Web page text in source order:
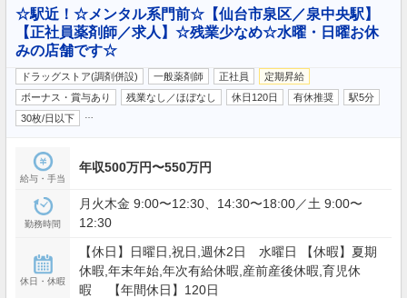
☆駅近！☆メンタル系門前☆【仙台市泉区／泉中央駅】
【正社員薬剤師／求人】☆残業少なめ☆水曜・日曜お休
みの店舗です☆
ドラッグストア(調剤併設) 一般薬剤師 正社員
定期昇給
ボーナス・賞与あり
残業なし／ほぼなし 休日120日 有休推奨
駅5分
30枚/日以下
給与・手当
年収500万円〜550万円
勤務時間
月火木金 9:00〜12:30、14:30〜18:00／土 9:00〜
12:30
休日・休暇
【休日】日曜日,祝日,週休2日 水曜日 【休暇】夏期
休暇,年末年始,年次有給休暇,産前産後休暇,育児休
暇 【年間休日】120日